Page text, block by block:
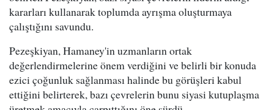
kararları kullanarak toplumda ayrışma oluşturmaya
çalıştığını savundu.
Pezeşkiyan, Hamaney'in uzmanların ortak
değerlendirmelerine önem verdiğini ve belirli bir konuda
ezici çoğunluk sağlanması halinde bu görüşleri kabul
ettiğini belirterek, bazı çevrelerin bunu siyasi kutuplaşma